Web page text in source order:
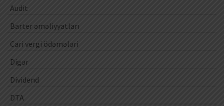
Audit
Barter əməliyyatları
Cari vergi ödəmələri
Digər
Dividend
DTA